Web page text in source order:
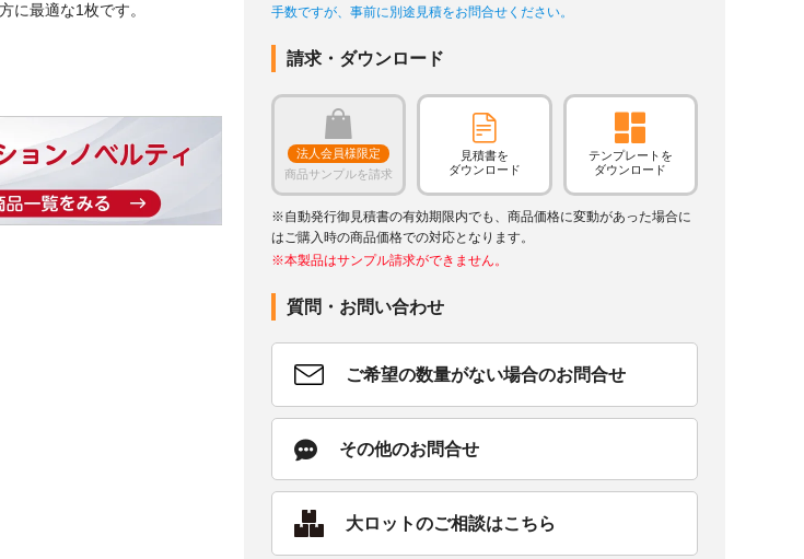
に最適な1枚です。
手数ですが、事前に別途見積をお問合せください。
請求・ダウンロード
法人会員様限定
商品サンプルを請求
見積書を
ダウンロード
テンプレートを
ダウンロード
※自動発行御見積書の有効期限内でも、商品価格に変動があった場合に
はご購入時の商品価格での対応となります。
※本製品はサンプル請求ができません。
質問・お問い合わせ
ご希望の数量がない場合のお問合せ
その他のお問合せ
大ロットのご相談はこちら